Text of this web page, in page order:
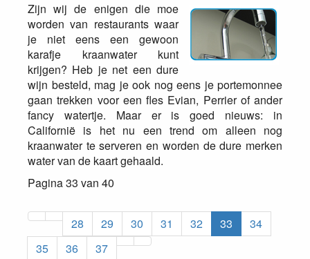
Zijn wij de enigen die moe
worden van restaurants waar
je niet eens een gewoon
karafje kraanwater kunt
krijgen? Heb je net een dure
wijn besteld, mag je ook nog eens je portemonnee
gaan trekken voor een fles Evian, Perrier of ander
fancy watertje. Maar er is goed nieuws: in
Californië is het nu een trend om alleen nog
kraanwater te serveren en worden de dure merken
water van de kaart gehaald.
Pagina 33 van 40
28 29 30 31 32 33
34
35
36 37